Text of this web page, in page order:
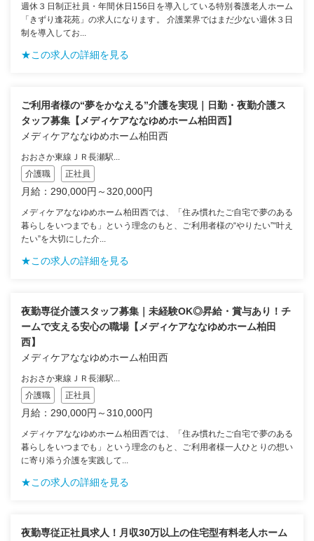
週休３日制正社員・年間休日156日を導入している特別養護老人ホーム
「きずり逢花苑」の求人になります。 介護業界ではまだ少ない週休３日
制を導入してお...
★この求人の詳細を見る
ご利用者様の“夢をかなえる”介護を実現｜日勤・夜勤介護ス
タッフ募集【メディケアななゆめホーム柏田西】
メディケアななゆめホーム柏田西
おおさか東線ＪＲ長瀬駅...
介護職
正社員
月給：290,000円～320,000円
メディケアななゆめホーム柏田西では、「住み慣れたご自宅で夢のある
暮らしをいつまでも」という理念のもと、ご利用者様の“やりたい”“叶え
たい”を大切にした介...
★この求人の詳細を見る
夜勤専従介護スタッフ募集｜未経験OK◎昇給・賞与あり！チ
ームで支える安心の職場【メディケアななゆめホーム柏田
西】
メディケアななゆめホーム柏田西
おおさか東線ＪＲ長瀬駅...
介護職
正社員
月給：290,000円～310,000円
メディケアななゆめホーム柏田西では、「住み慣れたご自宅で夢のある
暮らしをいつまでも」という理念のもと、ご利用者様一人ひとりの想い
に寄り添う介護を実践して...
★この求人の詳細を見る
夜勤専従正社員求人！月収30万以上の住宅型有料老人ホーム